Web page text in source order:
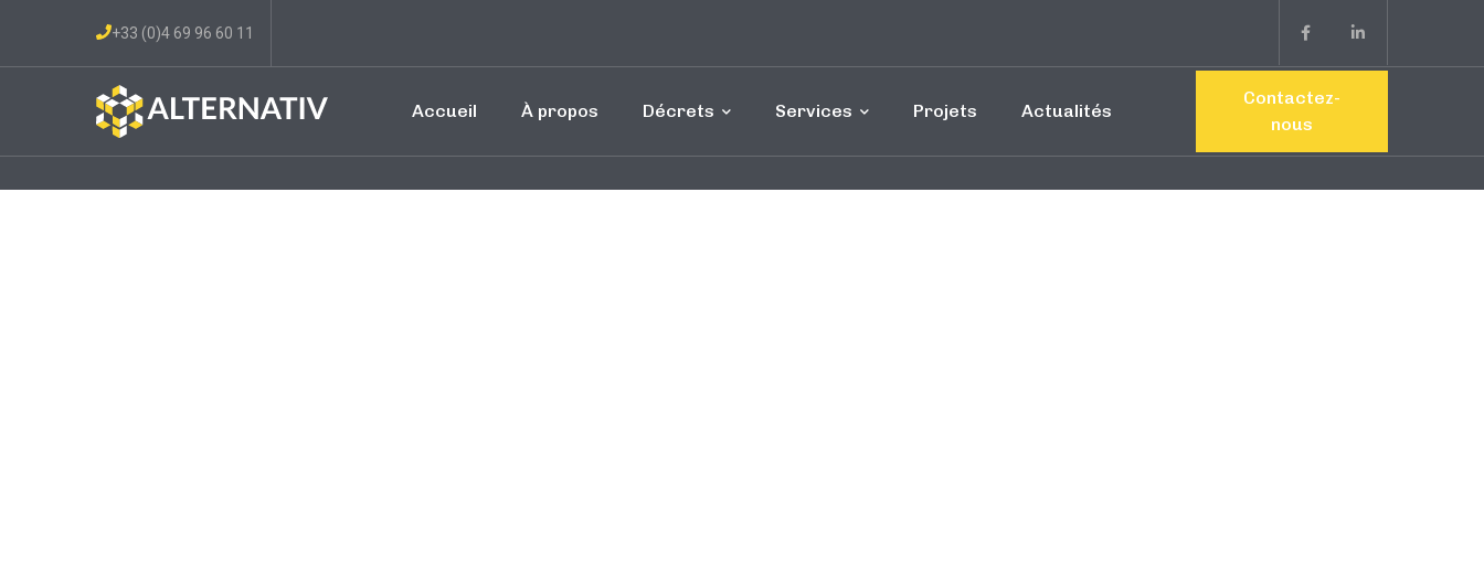
+33 (0)4 69 96 60 11
Accueil À propos Décrets Services Projets Actualités
Contactez-
nous